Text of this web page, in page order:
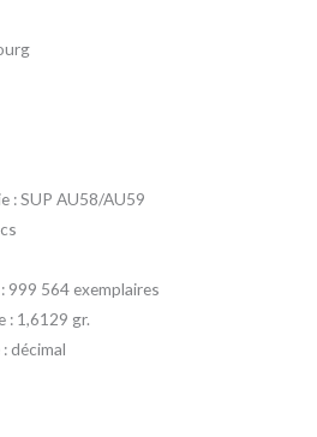
: SUP AU58/AU59
999 564 exemplaires
: 1,6129 gr.
décimal